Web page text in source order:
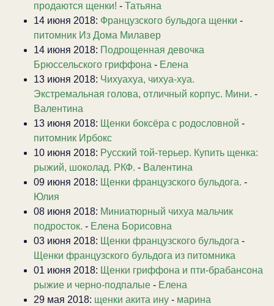
продаются щенки! - Татьяна
14 июня 2018: Французского бульдога щенки -
питомник Из Дома Милавер
14 июня 2018: Подрощенная девочка
Брюссельского гриффона - Елена
13 июня 2018: Чихуахуа, чихуа-хуа.
Экстремальная голова, отличный корпус. Мини. -
Валентина
13 июня 2018: Щенки боксёра с родословной -
питомник Ирбокс
10 июня 2018: Русский той-терьер. Купить щенка:
рыжий, шоколад. РКФ. - Валентина
09 июня 2018: Щенки французского бульдога. -
Юлия
08 июня 2018: Миниатюрный чихуа мальчик
подросток. - Елена Борисовна
03 июня 2018: Щенки французского бульдога -
Щенки французского бульдога из питомника
01 июня 2018: Щенки гриффона и пти-брабансона
рыжие и черно-подпалые - Елена
29 мая 2018: щенки акита ину - марина